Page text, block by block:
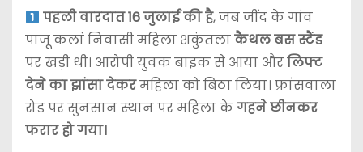
पहली वारदात 16 जुलाई की है, जब जींद के गांव
पाजू कलां निवासी महिला शकुंतलाकैथल बस स्टैंड
पर खड़ी थी। आरोपी युवक बाइक से आया औरलिफ्ट
देने का झांसा देकरमहिला को बिठा लिया। फ्रांसवाला
रोड पर सुनसान स्थान पर महिला केगहने छीनकर
फरार हो गया।